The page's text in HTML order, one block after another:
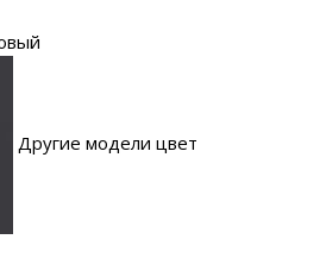
Другие модели цвет